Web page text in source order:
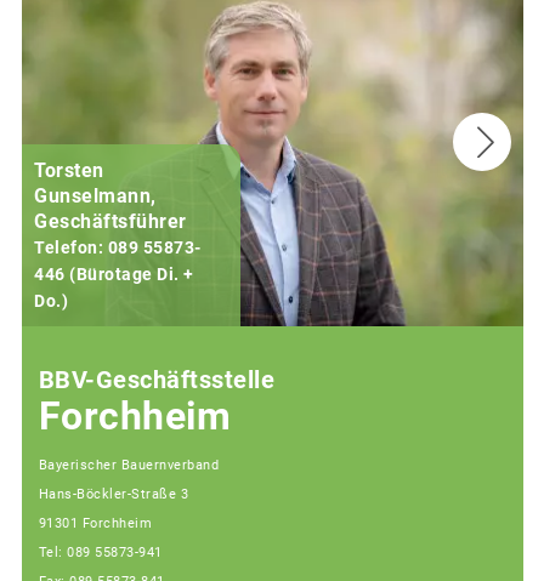
Torsten
Gunselmann,
Geschäftsführer
Telefon: 089 55873-
446 (Bürotage Di. +
Do.)
BBV-Geschäftsstelle
Forchheim
Bayerischer Bauernverband
Hans-Böckler-Straße 3
91301 Forchheim
Tel: 089 55873-941